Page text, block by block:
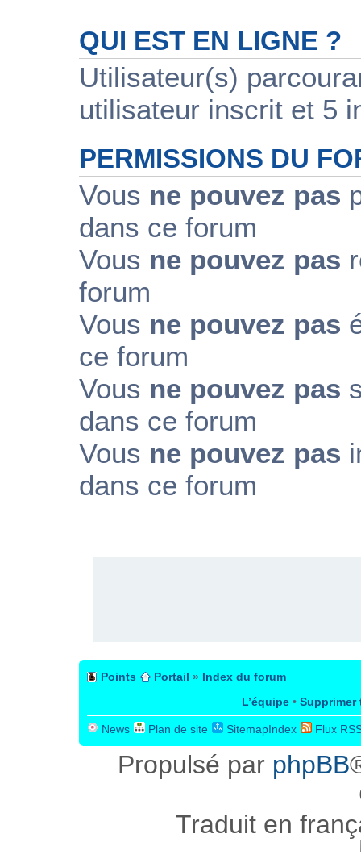
QUI EST EN LIGNE ?
Utilisateur(s)
utilisateur inscrit et 5
PERMISSIONS DU
Vous ne pouvez pas
dans ce forum
Vous ne pouvez pas
forum
Vous ne pouvez pas
ce forum
Vous ne pouvez pas
dans ce forum
Vous ne pouvez pas
dans ce forum
Points Portail » Index du forum
L’équipe • Supprimer
News Plan de site SitemapIndex Flux
Propulsé par phpBB
Traduit en